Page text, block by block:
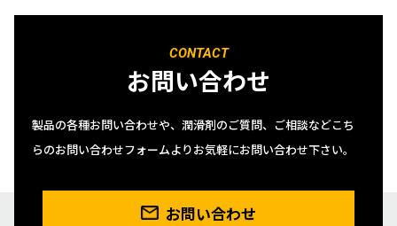
CONTACT
お問い合わせ
製品の各種お問い合わせや、潤滑剤のご質問、ご相談などこち
らのお問い合わせフォームよりお気軽にお問い合わせ下さい。
お問い合わせ